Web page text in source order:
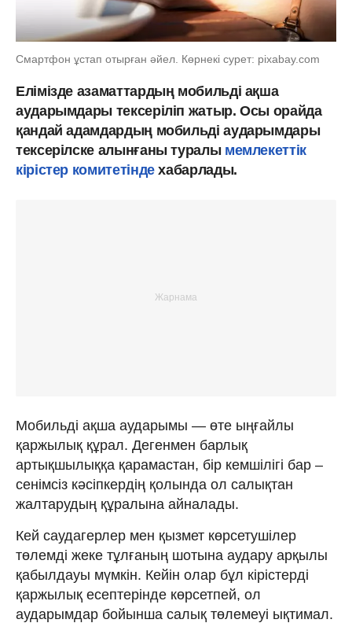
Смартфон ұстап отырған әйел. Көрнекі сурет: pixabay.com
Елімізде азаматтардың мобильді ақша
аударымдары тексеріліп жатыр. Осы орайда
қандай адамдардың мобильді аударымдары
тексерілске алынғаны туралымемлекеттік
кірістер комитетіндехабарлады.
Мобильді ақша аударымы — өте ыңғайлы
қаржылық құрал. Дегенмен барлық
артықшылыққа қарамастан, бір кемшілігі бар –
сенімсіз кәсіпкердің қолында ол салықтан
жалтарудың құралына айналады.
Кей саудагерлер мен қызмет көрсетушілер
төлемді жеке тұлғаның шотына аудару арқылы
қабылдауы мүмкін. Кейін олар бұл кірістерді
қаржылық есептерінде көрсетпей, ол
аударымдар бойынша салық төлемеуі ықтимал.